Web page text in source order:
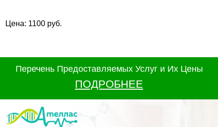
Цена: 1100 руб.
Перечень Предоставляемых Услуг и Их Цены
ПОДРОБНЕЕ